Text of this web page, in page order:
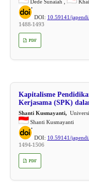
Dede Sunaiah ,
DOI: 10.59141/
1488-1493
PDF
Kapitalisme
Kerjasama (SPK)
Shanti Kusmayanti,
Shanti Kusmayanti
DOI: 10.59141/
1494-1506
PDF